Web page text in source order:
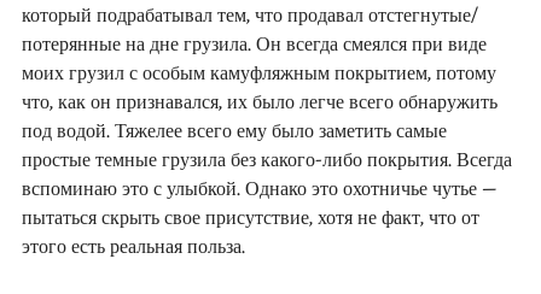
который подрабатывал тем, что продавал отстегнутые/
потерянные на дне грузила. Он всегда смеялся при виде
моих грузил с особым камуфляжным покрытием, потому
что, как он признавался, их было легче всего обнаружить
под водой. Тяжелее всего ему было заметить самые
простые темные грузила без какого-либо покрытия. Всегда
вспоминаю это с улыбкой. Однако это охотничье чутье –
пытаться скрыть свое присутствие, хотя не факт, что от
этого есть реальная польза.